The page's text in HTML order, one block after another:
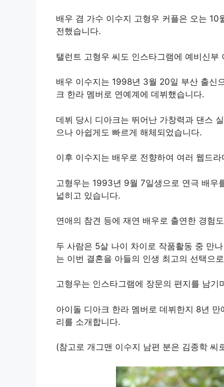
배우 겸 가수 이수지 고형우 커플은 오는
전했습니다.
탤런트 고형우 씨도 인스타그램에 예비신
배우 이수지는 1998년 3월 20일 부산 출신
크 한라 멤버로 연예계에 데뷔했습니다.
데뷔 당시 디아크는 뛰어난 가창력과 댄스
으나 아쉽게도 빠르게 해체되었습니다.
이후 이수지는 배우로 전향하여 여러 웹드
고형우는 1993년 9월 7일생으로 연극 배우
넓히고 있습니다.
연애의 참견 등에 재연 배우로 출연한 경험
두 사람은 5살 나이 차이로 작품활동 중 만
는 이번 결혼을 아들의 인생 최고의 선택으
고형우는 인스타그램에 장문의 편지를 남
아이돌 디아크 한라 멤버로 데뷔한지 8년
리를 소개합니다.
(참고로 개그맨 이수지 남편 분은 김종학 씨